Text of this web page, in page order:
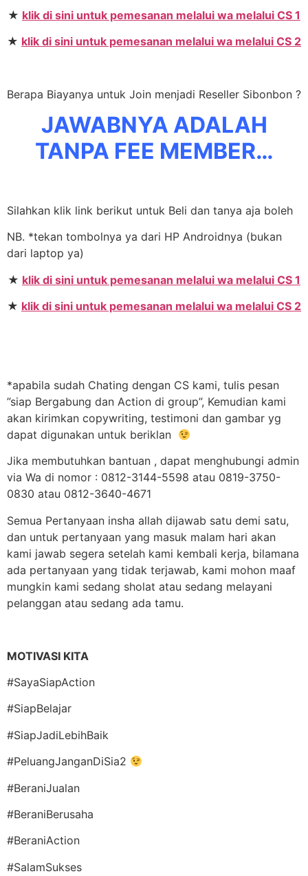
★ klik di sini untuk pemesanan melalui wa melalui CS 1
★ klik di sini untuk pemesanan melalui wa melalui CS 2
Berapa Biayanya untuk Join menjadi Reseller Sibonbon ?
JAWABNYA ADALAH
TANPA FEE MEMBER…
Silahkan klik link berikut untuk Beli dan tanya aja boleh
NB. *tekan tombolnya ya dari HP Androidnya (bukan
dari laptop ya)
★ klik di sini untuk pemesanan melalui wa melalui CS 1
★ klik di sini untuk pemesanan melalui wa melalui CS 2
*apabila sudah Chating dengan CS kami, tulis pesan
”siap Bergabung dan Action di group”, Kemudian kami
akan kirimkan copywriting, testimoni dan gambar yg
dapat digunakan untuk beriklan
Jika membutuhkan bantuan , dapat menghubungi admin
via Wa di nomor : 0812-3144-5598 atau 0819-3750-
0830 atau 0812-3640-4671
Semua Pertanyaan insha allah dijawab satu demi satu,
dan untuk pertanyaan yang masuk malam hari akan
kami jawab segera setelah kami kembali kerja, bilamana
ada pertanyaan yang tidak terjawab, kami mohon maaf
mungkin kami sedang sholat atau sedang melayani
pelanggan atau sedang ada tamu.
MOTIVASI KITA
#SayaSiapAction
#SiapBelajar
#SiapJadiLebihBaik
#PeluangJanganDiSia2
#BeraniJualan
#BeraniBerusaha
#BeraniAction
#SalamSukses